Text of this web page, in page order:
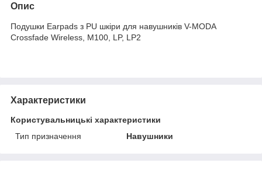
Опис
Подушки Earpads з PU шкіри для навушників V-MODA
Crossfade Wireless, M100, LP, LP2
Характеристики
Користувальницькі характеристики
Тип призначення
Навушники